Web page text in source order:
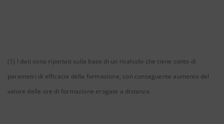
(1) I dati sono riportati sulla base di un ricalcolo che tiene conto di
parametri di efficacia della formazione, con conseguente aumento del
valore delle ore di formazione erogate a distanza.